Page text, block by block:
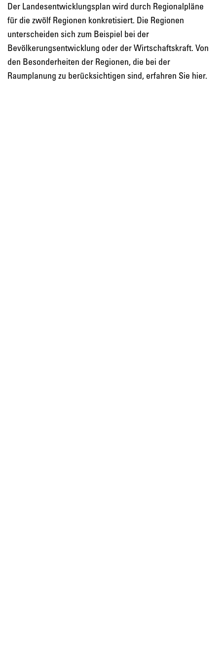
Der Landesentwicklungsplan wird durch Regionalpläne
für die zwölf Regionen konkretisiert. Die Regionen
unterscheiden sich zum Beispiel bei der
Bevölkerungsentwicklung oder der Wirtschaftskraft. Von
den Besonderheiten der Regionen, die bei der
Raumplanung zu berücksichtigen sind, erfahren Sie hier.